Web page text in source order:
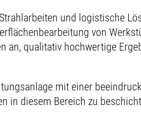
und logistische
von
an, qualitativ hochwertige
mit einer
in diesem Bereich zu